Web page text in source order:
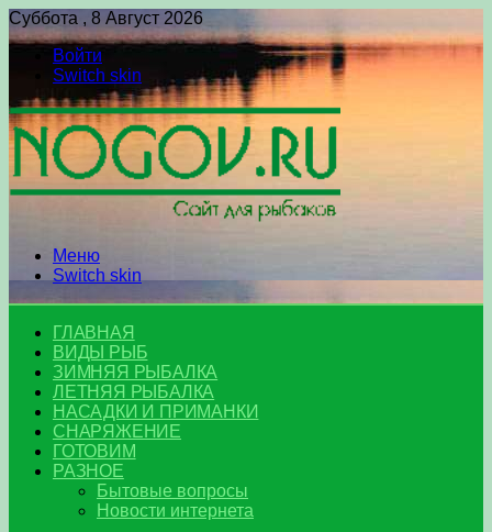
Суббота , 8 Август 2026
Войти
Switch skin
Меню
Switch skin
ГЛАВНАЯ
ВИДЫ РЫБ
ЗИМНЯЯ РЫБАЛКА
ЛЕТНЯЯ РЫБАЛКА
НАСАДКИ И ПРИМАНКИ
СНАРЯЖЕНИЕ
ГОТОВИМ
РАЗНОЕ
Бытовые вопросы
Новости интернета